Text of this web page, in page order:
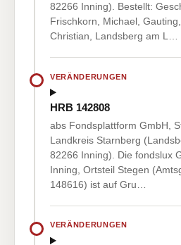
82266 Inning). Bestellt:
Frischkorn, Michael,
Christian, Landsberg am L…
VERÄNDERUNGEN
HRB 142808
abs Fondsplattform GmbH,
Landkreis Starnberg
82266 Inning). Die fondslux
Inning, Ortsteil Stegen
148616) ist auf Gru…
VERÄNDERUNGEN